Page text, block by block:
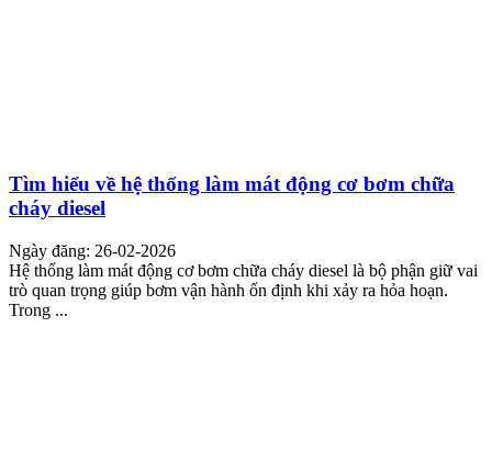
Tìm hiểu về hệ thống làm mát động cơ bơm chữa
cháy diesel
Ngày đăng: 26-02-2026
Hệ thống làm mát động cơ bơm chữa cháy diesel là bộ phận giữ vai
trò quan trọng giúp bơm vận hành ổn định khi xảy ra hỏa hoạn.
Trong ...